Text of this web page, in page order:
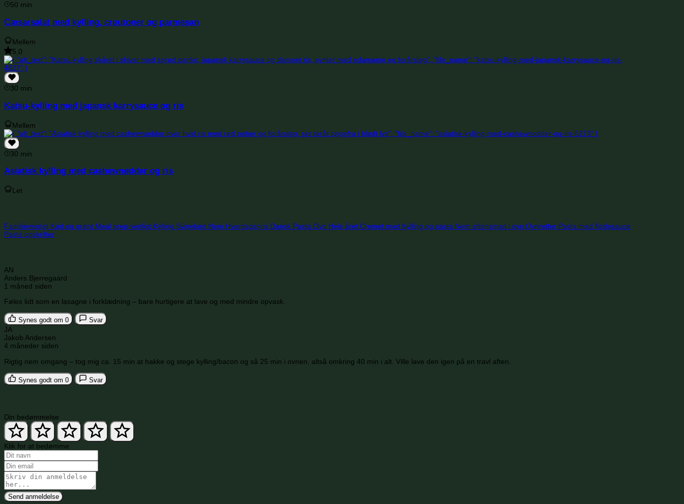
50 min
Cæsarsalat med kylling, croutoner og parmesan
Mellem
5,0
30 min
Katsu-kylling med japansk karrysauce og ris
Mellem
30 min
Asiatisk kylling med cashewnødder og ris
Let
Familievenligt Kød og grønt Meal prep-venligt Kylling Svinekød Nem Hverdagspris Dansk Pasta Ovn Hele året Cremet mad Kylling og pasta Nem aftensmad i ovn Ovnretter Pasta med flødesauce
Pasta opskrifter
AN
Anders Bjerregaard
1 måned siden
Føles lidt som en lasagne i forklædning – bare hurtigere at lave og med mindre opvask.
Synes godt om 0 Svar
JA
Jakob Andersen
4 måneder siden
Rigtig nem omgang – tog mig ca. 15 min at hakke og stege kylling/bacon og så 25 min i ovnen, altså omkring 40 min i alt. Ville lave den igen på en travl aften.
Synes godt om 0 Svar
Din bedømmelse
Klik for at bedømme
Send anmeldelse